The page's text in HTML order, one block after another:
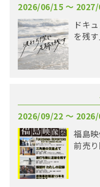
2026/06/15 〜
ドキ
を残
2026/09/22 〜
福島
前売